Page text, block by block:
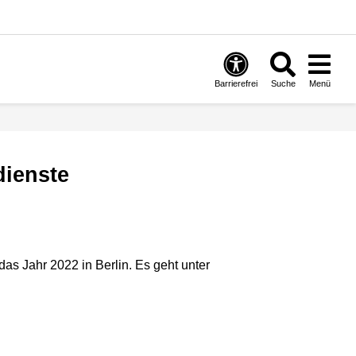
Barrierefrei Suche Menü
Jahr 2022 in Berlin. Es geht unter